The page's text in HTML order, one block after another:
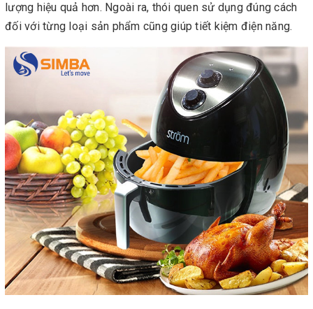
lượng hiệu quả hơn. Ngoài ra, thói quen sử dụng đúng cách
đối với từng loại sản phẩm cũng giúp tiết kiệm điện năng.